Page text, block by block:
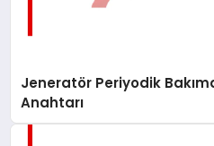
Jeneratör Periyodik
Anahtarı